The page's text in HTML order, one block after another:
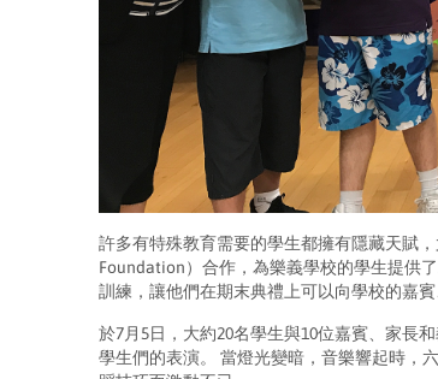
許多有特殊教育需要的學生都擁有隱藏天賦
Foundation）合作，為樂義學校的學生提供
訓練，讓他們在期末典禮上可以向學校的嘉
於7月5日，大約20名學生與10位嘉賓、家長
學生們的表演。 當燈光變暗，音樂響起時，